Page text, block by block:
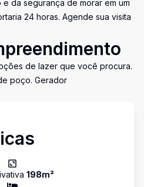
da segurança de morar em um
24 horas. Agende sua visita
de lazer que você procura.
poço. Gerador
198m²